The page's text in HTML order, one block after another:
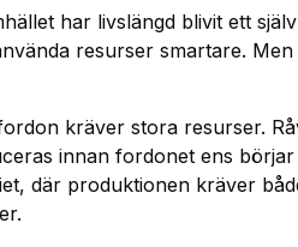
har livslängd blivit ett
resurser smartare.
kräver stora resurser.
innan fordonet ens
där produktionen kräver